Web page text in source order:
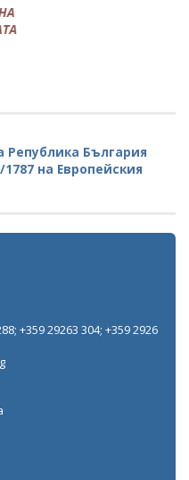
България
на Европейския
+359 29263 304; +359 2926